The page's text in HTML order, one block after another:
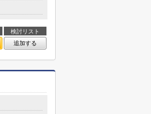
検討リスト
追加する